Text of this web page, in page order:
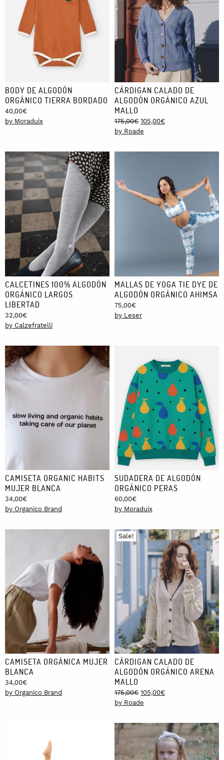
BODY DE ALGODÓN
ORGÁNICO TIERRA BORDADO
40,00€
by Moraduix
CÁRDIGAN CALADO DE
ALGODÓN ORGÁNICO AZUL
MALLO
175,00€ Original
price
175,00€.
105,00€Current
105,00€.
by Roade
CALCETINES 100% ALGODÓN
ORGÁNICO LARGOS
LIBERTAD
32,00€
by Calzefratelli
MALLAS DE YOGA TIE DYE DE
ALGODÓN ORGÁNICO AHIMSA
75,00€
by Leser
CAMISETA ORGANIC HABITS
MUJER BLANCA
34,00€
by Organico Brand
SUDADERA DE ALGODÓN
ORGÁNICO PERAS
60,00€
by Moraduix
CAMISETA ORGÁNICA MUJER
BLANCA
34,00€
by Organico Brand
Sale!
CÁRDIGAN CALADO DE
ALGODÓN ORGÁNICO ARENA
MALLO
175,00€ Original
price
175,00€.
105,00€Current
105,00€.
by Roade